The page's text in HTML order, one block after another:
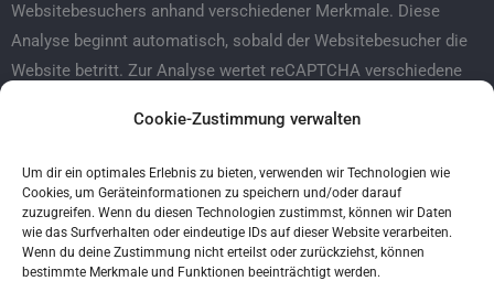
Cookie-Zustimmung verwalten
Um dir ein optimales Erlebnis zu bieten, verwenden wir Technologien wie
Cookies, um Geräteinformationen zu speichern und/oder darauf
zuzugreifen. Wenn du diesen Technologien zustimmst, können wir Daten
wie das Surfverhalten oder eindeutige IDs auf dieser Website verarbeiten.
Wenn du deine Zustimmung nicht erteilst oder zurückziehst, können
bestimmte Merkmale und Funktionen beeinträchtigt werden.
Websitebesuchers anhand verschiedener Merkmale. Diese
Analyse beginnt automatisch, sobald der Websitebesucher die
Website betritt. Zur Analyse wertet reCAPTCHA verschiedene
Websitebesuchers auf der Website oder vom Nutzer getätigte
an Google weitergeleitet.
Die reCAPTCHA-Analysen laufen vollständig im Hintergrund.
Websitebesucher werden nicht darauf hingewiesen, dass eine